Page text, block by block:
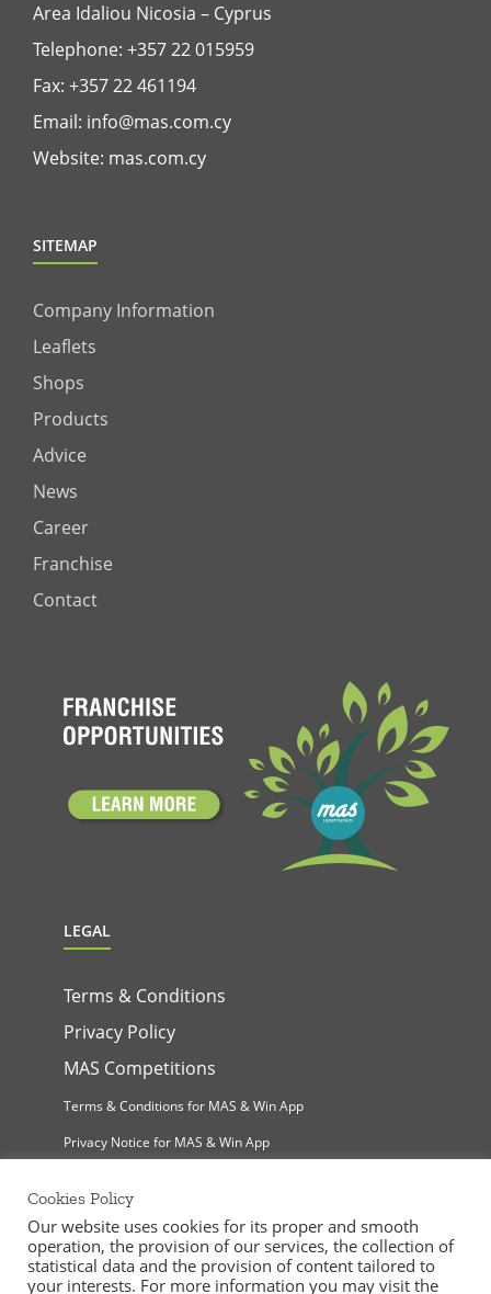
Area Idaliou Nicosia – Cyprus
Telephone: +357 22 015959
Fax: +357 22 461194
Email: info@mas.com.cy
Website: mas.com.cy
SITEMAP
Company Information
Leaflets
Shops
Products
Advice
News
Career
Franchise
Contact
LEGAL
Terms & Conditions
Privacy Policy
MAS Competitions
Terms & Conditions for MAS & Win App
Privacy Notice for MAS & Win App
Cookies Policy
Our website uses cookies for its proper and smooth
operation, the provision of our services, the collection of
statistical data and the provision of content tailored to
your interests. For more information you may visit the